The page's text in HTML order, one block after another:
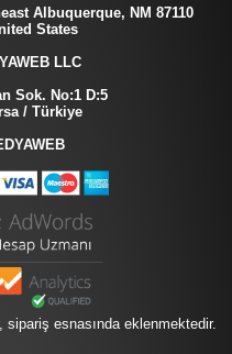
Albuquerque, NM 87110
States
LLC
Sok. No:1 D:5
/ Türkiye
sipariş esnasında eklenmektedir.